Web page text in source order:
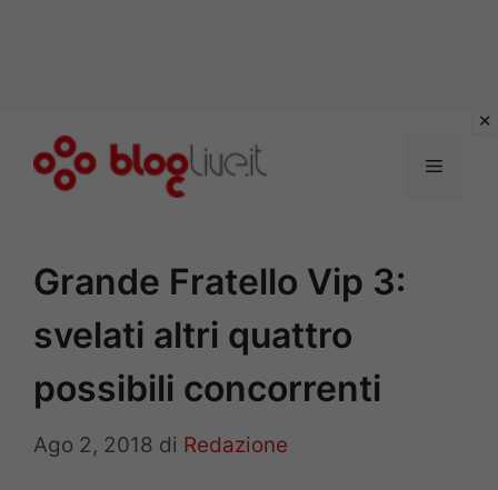
Menu
Grande Fratello Vip 3:
svelati altri quattro
possibili concorrenti
Ago 2, 2018 di Redazione